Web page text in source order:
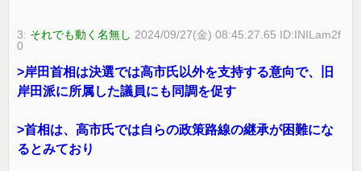
3: それでも動く名無し 2024/09/27(金) 08:45:27.65 ID:INILam2f
0
>岸田首相は決選では高市氏以外を支持する意向で、旧
岸田派に所属した議員にも同調を促す
>首相は、高市氏では自らの政策路線の継承が困難にな
るとみており